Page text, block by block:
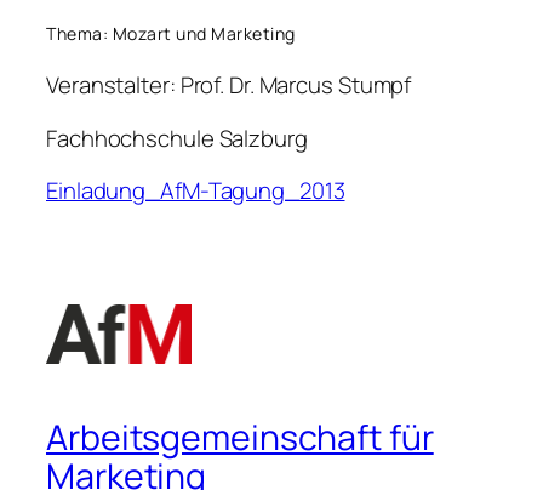
Thema: Mozart und Marketing
Veranstalter: Prof. Dr. Marcus Stumpf
Fachhochschule Salzburg
Einladung_AfM-Tagung_2013
Arbeitsgemeinschaft für
Marketing